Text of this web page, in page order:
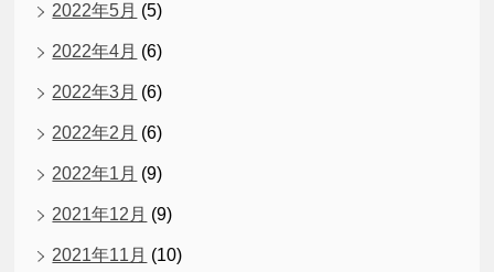
2022年5月 (5)
2022年4月 (6)
2022年3月 (6)
2022年2月 (6)
2022年1月 (9)
2021年12月 (9)
2021年11月 (10)